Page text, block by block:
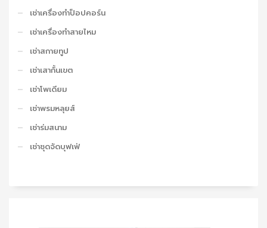
เช่าเครื่องทำป็อปคอร์น
เช่าเครื่องทำสายไหม
เช่าสกายทูป
เช่าเสากั้นเขต
เช่าโพเดียม
เช่าพรมหลุยส์
เช่าร่มสนาม
เช่าชุดจัดบุฟเฟ่